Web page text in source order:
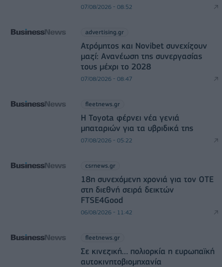
07/08/2026 - 08:52
advertising.gr
Ατρόμητος και Novibet συνεχίζουν
μαζί: Ανανέωση της συνεργασίας
τους μέχρι το 2028
07/08/2026 - 08:47
fleetnews.gr
Η Toyota φέρνει νέα γενιά
μπαταριών για τα υβριδικά της
07/08/2026 - 05:22
csrnews.gr
18η συνεχόμενη χρονιά για τον ΟΤΕ
στη διεθνή σειρά δεικτών
FTSE4Good
06/08/2026 - 11:42
fleetnews.gr
Σε κινεζική… πολιορκία η ευρωπαϊκή
αυτοκινητοβιομηχανία